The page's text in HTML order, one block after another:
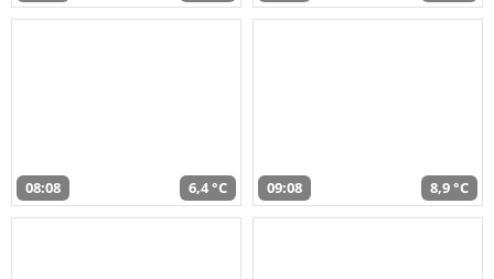
08:08 6,4 °C 09:08 8,9 °C